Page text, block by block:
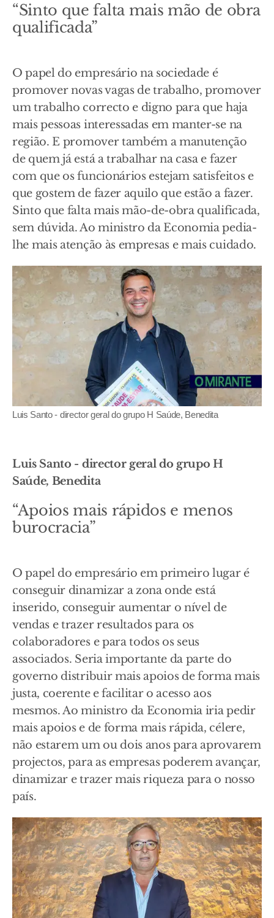
“Sinto que falta mais mão de obra
qualificada”
O papel do empresário na sociedade é
promover novas vagas de trabalho, promover
um trabalho correcto e digno para que haja
mais pessoas interessadas em manter-se na
região. E promover também a manutenção
de quem já está a trabalhar na casa e fazer
com que os funcionários estejam satisfeitos e
que gostem de fazer aquilo que estão a fazer.
Sinto que falta mais mão-de-obra qualificada,
sem dúvida. Ao ministro da Economia pedia-
lhe mais atenção às empresas e mais cuidado.
Luis Santo - director geral do grupo H Saúde, Benedita
Luis Santo - director geral do grupo H
Saúde, Benedita
“Apoios mais rápidos e menos
burocracia”
O papel do empresário em primeiro lugar é
conseguir dinamizar a zona onde está
inserido, conseguir aumentar o nível de
vendas e trazer resultados para os
colaboradores e para todos os seus
associados. Seria importante da parte do
governo distribuir mais apoios de forma mais
justa, coerente e facilitar o acesso aos
mesmos. Ao ministro da Economia iria pedir
mais apoios e de forma mais rápida, célere,
não estarem um ou dois anos para aprovarem
projectos, para as empresas poderem avançar,
dinamizar e trazer mais riqueza para o nosso
país.